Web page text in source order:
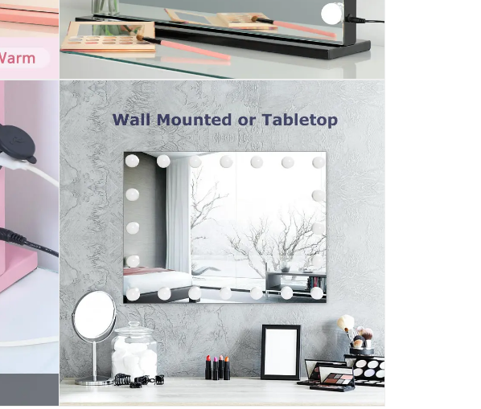
استمتع بخصم 10% على طلبك الأول عند
في رسائل البريد الإلكتروني والرسائل النصية*
يُقدِّم